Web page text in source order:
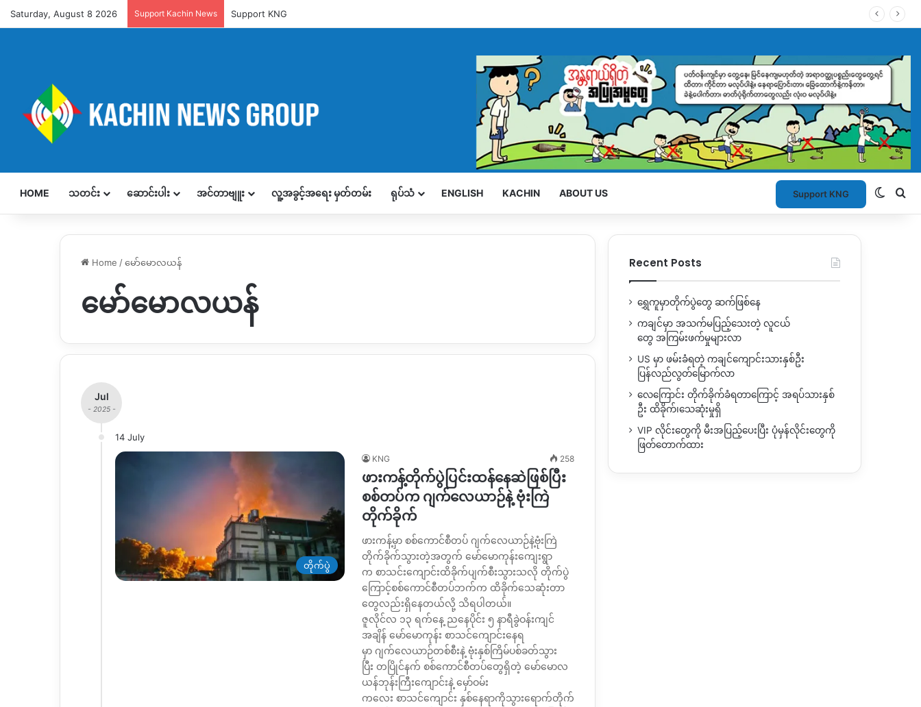
Saturday, August 8 2026 Support Kachin News Support KNG
HOME သတင်း ဆောင်းပါး အင်တာဗျူး လူ့အခွင့်အရေး မှတ်တမ်း ရုပ်သံ ENGLISH KACHIN ABOUT US Support KNG
Home /မော်မောလယန်
မော်မောလယန်
Jul
- 2025 -
14 July
တိုက်ပွဲ
KNG 258
ဖားကန့်တိုက်ပွဲပြင်းထန်နေဆဲဖြစ်ပြီး
စစ်တပ်က ဂျက်လေယာဉ်နဲ့ ဗုံးကြဲ
တိုက်ခိုက်
ဖားကန့်မှာ စစ်ကောင်စီတပ် ဂျက်လေယာဉ်နဲ့ဗုံးကြဲ
တိုက်ခိုက်သွားတဲ့အတွက် မော်မောကုန်းကျေးရွာ
က စာသင်းကျောင်းထိခိုက်ပျက်စီးသွားသလို တိုက်ပွဲ
ကြောင့်စစ်ကောင်စီတပ်ဘက်က ထိခိုက်သေဆုံးတာ
တွေလည်းရှိနေတယ်လို့ သိရပါတယ်။
ဇူလိုင်လ ၁၃ ရက်နေ့ ညနေပိုင်း ၅ နာရီခွဲဝန်းကျင်
အချိန် မော်မောကုန်း စာသင်ကျောင်းနေရ
မှာ ဂျက်လေယာဉ်တစ်စီးနဲ့ ဗုံးနှစ်ကြိမ်ပစ်ခတ်သွား
ပြီး တပြိုင်နက် စစ်ကောင်စီတပ်တွေရှိတဲ့ မော်မောလ
ယန်ဘုန်းကြီးကျောင်းနဲ့ မှော်ဝမ်း
ကလေး စာသင်ကျောင်း နှစ်နေရာကိုသွားရောက်တိုက်
Recent Posts
ရွှေကူမှာတိုက်ပွဲတွေ ဆက်ဖြစ်နေ
ကချင်မှာ အသက်မပြည့်သေးတဲ့ လူငယ်
တွေ အကြမ်းဖက်မှုများလာ
US မှာ ဖမ်းခံရတဲ့ ကချင်ကျောင်းသားနှစ်ဦး
ပြန်လည်လွတ်မြောက်လာ
လေကြောင်း တိုက်ခိုက်ခံရတာကြောင့် အရပ်သားနှစ်
ဦး ထိခိုက်၊သေဆုံးမှုရှိ
VIP လိုင်းတွေကို မီးအပြည့်ပေးပြီး ပုံမှန်လိုင်းတွေကို
ဖြတ်တောက်ထား